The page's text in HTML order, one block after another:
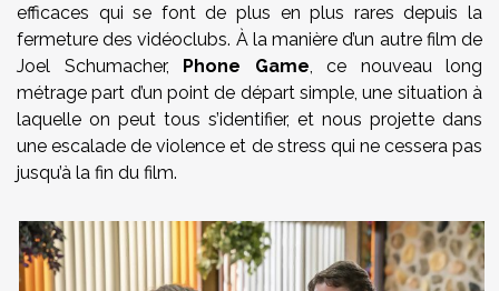
efficaces qui se font de plus en plus rares depuis la
fermeture des vidéoclubs. À la manière d’un autre film de
Joel Schumacher, Phone Game, ce nouveau long
métrage part d’un point de départ simple, une situation à
laquelle on peut tous s’identifier, et nous projette dans
une escalade de violence et de stress qui ne cessera pas
jusqu’à la fin du film.